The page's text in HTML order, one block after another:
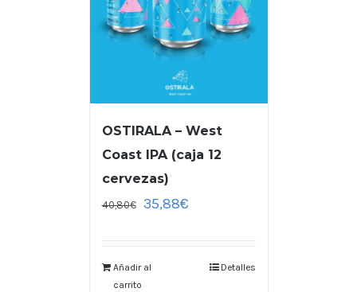
OSTIRALA – West
Coast IPA (caja 12
cervezas)
40,80€ 35,88€
Añadir al
carrito
Detalles